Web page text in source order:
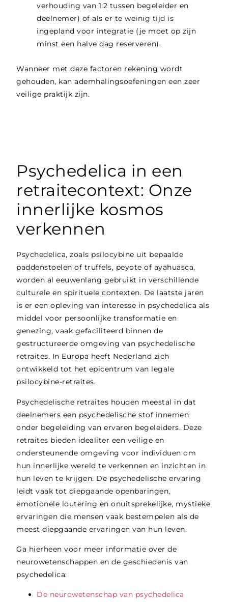
verhouding van 1:2 tussen begeleider en
deelnemer) of als er te weinig tijd is
ingepland voor integratie (je moet op zijn
minst een halve dag reserveren).
Wanneer met deze factoren rekening wordt
gehouden, kan ademhalingsoefeningen een zeer
veilige praktijk zijn.
Psychedelica in een
retraitecontext: Onze
innerlijke kosmos
verkennen
Psychedelica, zoals psilocybine uit bepaalde
paddenstoelen of truffels, peyote of ayahuasca,
worden al eeuwenlang gebruikt in verschillende
culturele en spirituele contexten. De laatste jaren
is er een opleving van interesse in psychedelica als
middel voor persoonlijke transformatie en
genezing, vaak gefaciliteerd binnen de
gestructureerde omgeving van psychedelische
retraites. In Europa heeft Nederland zich
ontwikkeld tot het epicentrum van legale
psilocybine-retraites.
Psychedelische retraites houden meestal in dat
deelnemers een psychedelische stof innemen
onder begeleiding van ervaren begeleiders. Deze
retraites bieden idealiter een veilige en
ondersteunende omgeving voor individuen om
hun innerlijke wereld te verkennen en inzichten in
hun leven te krijgen. De psychedelische ervaring
leidt vaak tot diepgaande openbaringen,
emotionele loutering en onuitsprekelijke, mystieke
ervaringen die mensen vaak bestempelen als de
meest diepgaande ervaringen van hun leven.
Ga hierheen voor meer informatie over de
neurowetenschappen en de geschiedenis van
psychedelica:
De neurowetenschap van psychedelica